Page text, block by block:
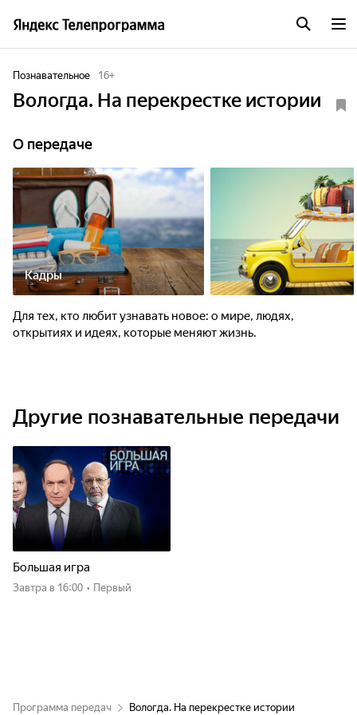
Познавательное 16+
Вологда. На перекрестке истории
О передаче
Кадры
Для тех, кто любит узнавать новое: о мире, людях,
открытиях и идеях, которые меняют жизнь.
Другие познавательные передачи
Большая игра
Завтра в 16:00 • Первый
Программа передач Вологда. На перекрестке истории